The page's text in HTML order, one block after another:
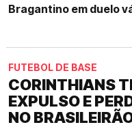
Bragantino em duelo
FUTEBOL DE BASE
CORINTHIANS
EXPULSO E
NO